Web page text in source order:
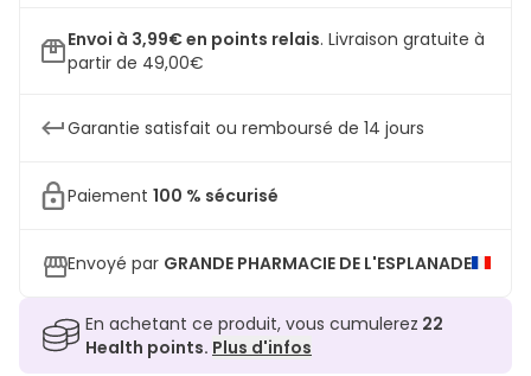
Envoi à 3,99€ en points relais. Livraison gratuite à
partir de 49,00€
Garantie satisfait ou remboursé de 14 jours
Paiement 100 % sécurisé
Envoyé par GRANDE PHARMACIE DE L'ESPLANADE
En achetant ce produit, vous cumulerez 22
Health points. Plus d'infos